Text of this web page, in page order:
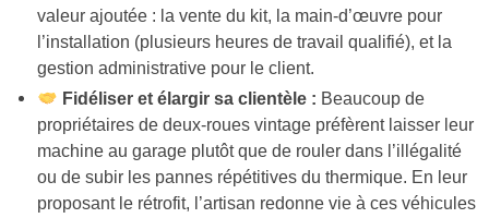
valeur ajoutée : la vente du kit, la main-d’œuvre pour
l’installation (plusieurs heures de travail qualifié), et la
gestion administrative pour le client.
Fidéliser et élargir sa clientèle : Beaucoup de
propriétaires de deux-roues vintage préfèrent laisser leur
machine au garage plutôt que de rouler dans l’illégalité
ou de subir les pannes répétitives du thermique. En leur
proposant le rétrofit, l’artisan redonne vie à ces véhicules